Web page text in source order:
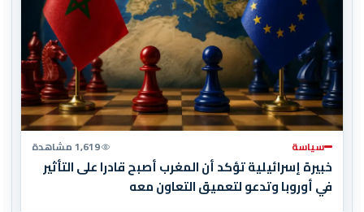
سياسة 1,619 مشاهدة
خبيرة إسرائيلية تؤكد أن المغرب أصبح قادرا على التأثير
في أوروبا وتدعو لتعميق التعاون معه